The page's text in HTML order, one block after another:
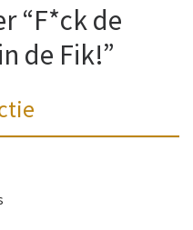
“F*ck de
de Fik!”